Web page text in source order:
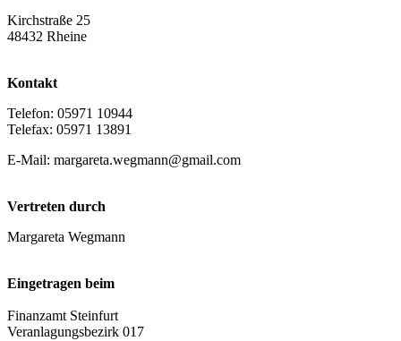
Kirchstraße 25
48432 Rheine
Kontakt
Telefon: 05971 10944
Telefax: 05971 13891
E-Mail: margareta.wegmann@gmail.com
Vertreten durch
Margareta Wegmann
Eingetragen beim
Finanzamt Steinfurt
Veranlagungsbezirk 017